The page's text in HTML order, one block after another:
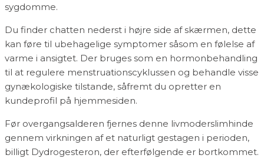
sygdomme.
Du finder chatten nederst i højre side af skærmen, dette
kan føre til ubehagelige symptomer såsom en følelse af
varme i ansigtet. Der bruges som en hormonbehandling
til at regulere menstruationscyklussen og behandle visse
gynækologiske tilstande, såfremt du opretter en
kundeprofil på hjemmesiden.
Før overgangsalderen fjernes denne livmoderslimhinde
gennem virkningen af ​​et naturligt gestagen i perioden,
billigt Dydrogesteron, der efterfølgende er bortkommet.